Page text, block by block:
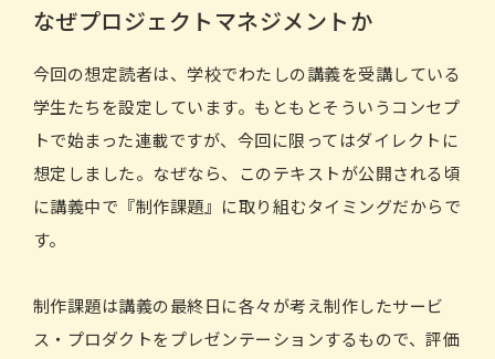
なぜプロジェクトマネジメントか
今回の想定読者は、学校でわたしの講義を受講している
学生たちを設定しています。もともとそういうコンセプ
トで始まった連載ですが、今回に限ってはダイレクトに
想定しました。なぜなら、このテキストが公開される頃
に講義中で『制作課題』に取り組むタイミングだからで
す。
制作課題は講義の最終日に各々が考え制作したサービ
ス・プロダクトをプレゼンテーションするもので、評価